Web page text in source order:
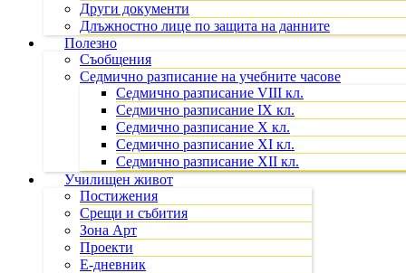
Други документи
Длъжностно лице по защита на данните
Полезно
Съобщения
Седмично разписание на учебните часове
Седмично разписание VIII кл.
Седмично разписание IX кл.
Седмично разписание X кл.
Седмично разписание XI кл.
Седмично разписание XII кл.
Училищен живот
Постижения
Срещи и събития
Зона Арт
Проекти
Е-дневник